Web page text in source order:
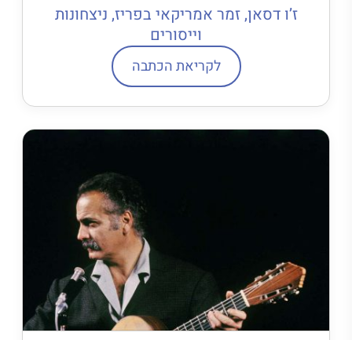
ז’ו דסאן, זמר אמריקאי בפריז, ניצחונות
וייסורים
לקריאת הכתבה